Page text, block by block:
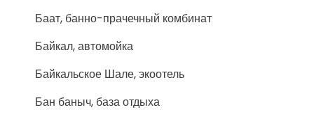
Баат, банно-прачечный комбинат
Байкал, автомойка
Байкальское Шале, экоотель
Бан баныч, база отдыха